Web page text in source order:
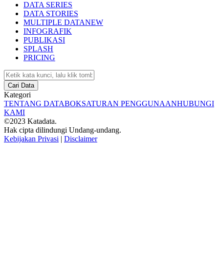
DATA SERIES
DATA STORIES
MULTIPLE DATANEW
INFOGRAFIK
PUBLIKASI
SPLASH
PRICING
Cari Data
Kategori
TENTANG DATABOKSATURAN PENGGUNAANHUBUNGI
KAMI
©2023 Katadata.
Hak cipta dilindungi Undang-undang.
Kebijakan Privasi | Disclaimer